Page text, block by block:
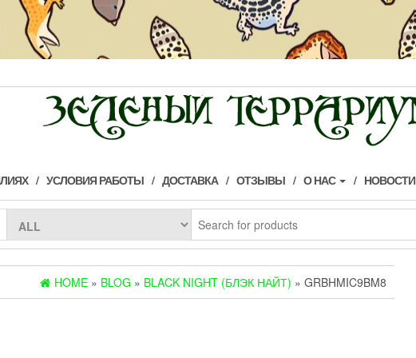
УСЛОВИЯ РАБОТЫ ДОСТАВКА ОТЗЫВЫ О НАС НОВОСТИ
HOME » BLOG » BLACK NIGHT (БЛЭК НАЙТ) » GRBHMIC9BM8